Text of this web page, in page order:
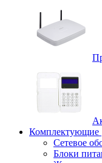
Комплектующие
Сетевое
Блоки